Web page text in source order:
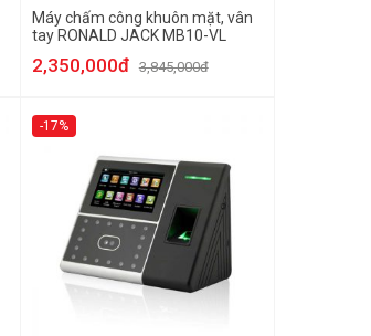
Máy chấm công khuôn mặt, vân
tay RONALD JACK MB10-VL
2,350,000đ 3,845,000đ
-17%